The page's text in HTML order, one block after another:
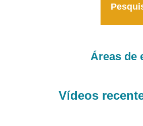
Áreas de
Vídeos